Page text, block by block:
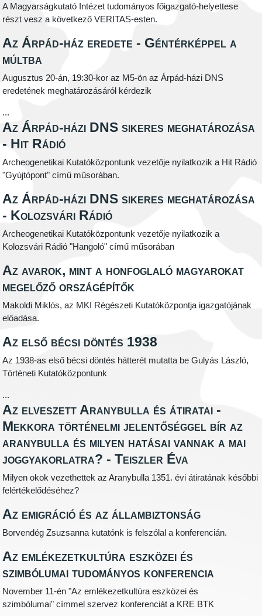
A Magyarságkutató Intézet tudományos főigazgató-helyettese
részt vesz a következő VERITAS-esten.
Az Árpád-ház eredete - Géntérképpel a
múltba
Augusztus 20-án, 19:30-kor az M5-ön az Árpád-házi DNS
eredetének meghatározásáról kérdezik
...
Az Árpád-házi DNS sikeres meghatározása
- Hit Rádió
Archeogenetikai Kutatóközpontunk vezetője nyilatkozik a Hit Rádió
"Gyújtópont" című műsorában.
Az Árpád-házi DNS sikeres meghatározása
- Kolozsvári Rádió
Archeogenetikai Kutatóközpontunk vezetője nyilatkozik a
Kolozsvári Rádió "Hangoló" című műsorában
Az avarok, mint a honfoglaló magyarokat
megelőző országépítők
Makoldi Miklós, az MKI Régészeti Kutatóközpontja igazgatójának
előadása.
Az első bécsi döntés 1938
Az 1938-as első bécsi döntés hátterét mutatta be Gulyás László,
Történeti Kutatóközpontunk
...
Az elveszett Aranybulla és átiratai -
Mekkora történelmi jelentőséggel bír az
aranybulla és milyen hatásai vannak a mai
joggyakorlatra? - Teiszler Éva
Milyen okok vezethettek az Aranybulla 1351. évi átiratának későbbi
felértékelődéséhez?
Az emigráció és az állambiztonság
Borvendég Zsuzsanna kutatónk is felszólal a konferencián.
Az emlékezetkultúra eszközei és
szimbólumai tudományos konferencia
November 11-én "Az emlékezetkultúra eszközei és
szimbólumai" címmel szervez konferenciát a KRE BTK